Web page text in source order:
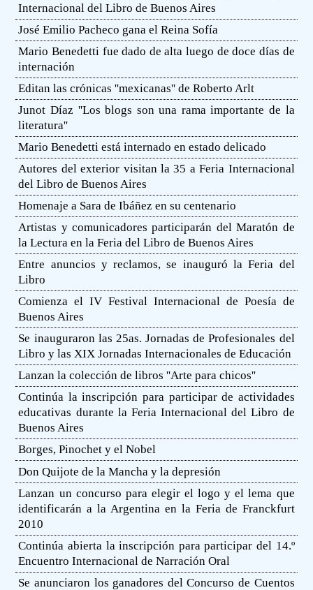
Internacional del Libro de Buenos Aires
José Emilio Pacheco gana el Reina Sofía
Mario Benedetti fue dado de alta luego de doce días de
internación
Editan las crónicas ''mexicanas'' de Roberto Arlt
Junot Díaz ''Los blogs son una rama importante de la
literatura''
Mario Benedetti está internado en estado delicado
Autores del exterior visitan la 35 a Feria Internacional
del Libro de Buenos Aires
Homenaje a Sara de Ibáñez en su centenario
Artistas y comunicadores participarán del Maratón de
la Lectura en la Feria del Libro de Buenos Aires
Entre anuncios y reclamos, se inauguró la Feria del
Libro
Comienza el IV Festival Internacional de Poesía de
Buenos Aires
Se inauguraron las 25as. Jornadas de Profesionales del
Libro y las XIX Jornadas Internacionales de Educación
Lanzan la colección de libros ''Arte para chicos''
Continúa la inscripción para participar de actividades
educativas durante la Feria Internacional del Libro de
Buenos Aires
Borges, Pinochet y el Nobel
Don Quijote de la Mancha y la depresión
Lanzan un concurso para elegir el logo y el lema que
identificarán a la Argentina en la Feria de Franckfurt
2010
Continúa abierta la inscripción para participar del 14.º
Encuentro Internacional de Narración Oral
Se anunciaron los ganadores del Concurso de Cuentos